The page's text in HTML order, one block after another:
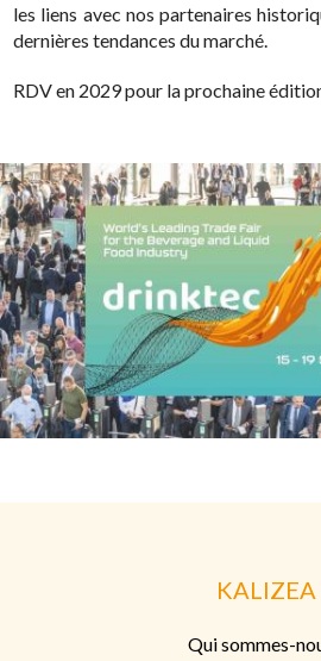
les liens avec nos partenaires
dernières tendances du marché.
RDV en 2029 pour la prochaine
KALIZEA
Qui sommes-